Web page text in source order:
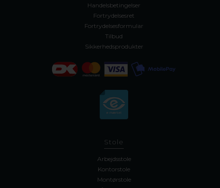
Handelsbetingelser
Fortrydelsesret
Fortrydelsesformular
Tilbud
Sikkerhedsprodukter
Stole
Arbejdsstole
Kontorstole
Montørstole